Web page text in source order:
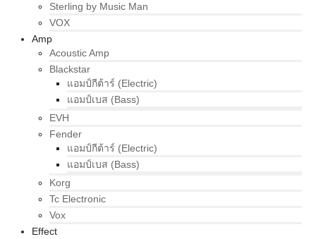
Sterling by Music Man
VOX
Amp
Acoustic Amp
Blackstar
แอมป์กีต้าร์ (Electric)
แอมป์เบส (Bass)
EVH
Fender
แอมป์กีต้าร์ (Electric)
แอมป์เบส (Bass)
Korg
Tc Electronic
Vox
Effect